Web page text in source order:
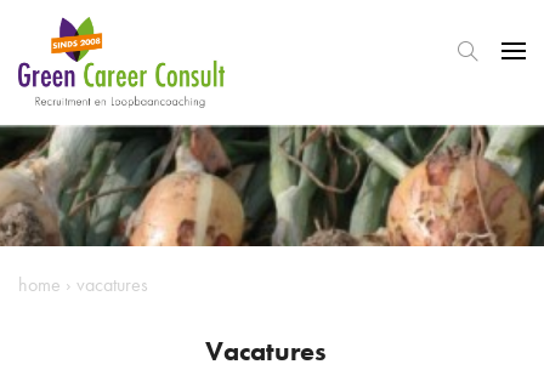
home › vacatures
Vacatures